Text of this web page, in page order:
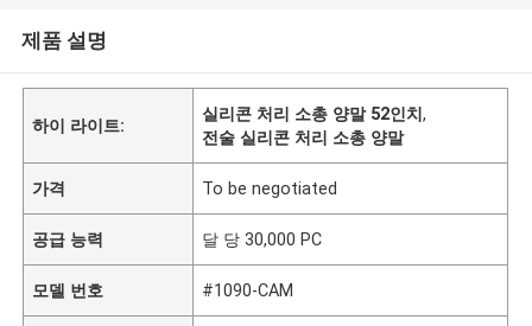
제품 설명
하이 라이트:
실리콘 처리 소총 양말 52인치,
전술 실리콘 처리 소총 양말
가격 To be negotiated
공급 능력 달 당 30,000 PC
모델 번호 #1090-CAM